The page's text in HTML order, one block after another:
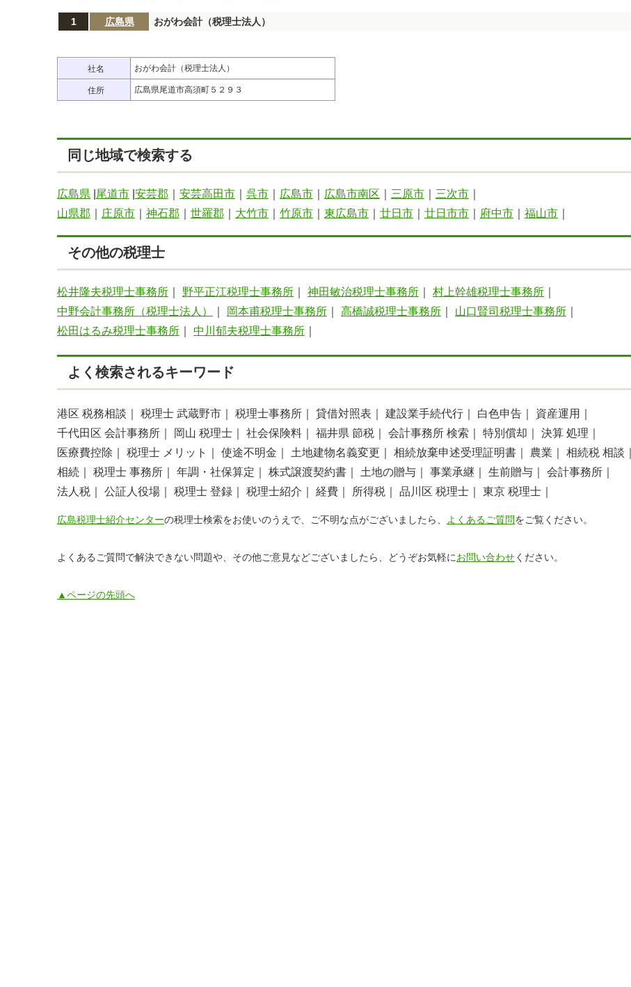
1 広島県 おがわ会計（税理士法人）
社名 おがわ会計（税理士法人）
住所 広島県尾道市高須町５２９３
同じ地域で検索する
広島県 尾道市 安芸郡 安芸高田市 呉市 広島市 広島市南区 三原市 三次市
山県郡
庄原市 神石郡 世羅郡 大竹市 竹原市 東広島市 廿日市 廿日市市 府中市 福山市
その他の税理士
松井隆夫税理士事務所 野平正江税理士事務所 神田敏治税理士事務所 村上幹雄税理士事務所
中野会計事務所（税理士法人）
岡本甫税理士事務所 高橋誠税理士事務所 山口賢司税理士事務所
松田はるみ税理士事務所
中川郁夫税理士事務所
よく検索されるキーワード
港区 税務相談｜ 税理士 武蔵野市｜ 税理士事務所｜ 貸借対照表｜ 建設業手続代行｜ 白色申告｜
資産運用｜
千代田区 会計事務所｜
岡山 税理士｜ 社会保険料｜ 福井県 節税｜ 会計事務所 検索｜ 特別償却｜
決算 処理｜
医療費控除｜
税理士 メリット｜ 使途不明金｜ 土地建物名義変更｜ 相続放棄申述受理証明書｜ 農業｜
相続税 相談｜
相続｜
税理士 事務所｜ 年調・社保算定｜ 株式譲渡契約書｜ 土地の贈与｜ 事業承継｜ 生前贈与｜
会計事務所｜
法人税｜
公証人役場｜ 税理士 登録｜ 税理士紹介｜ 経費｜ 所得税｜ 品川区 税理士｜ 東京 税理士｜
広島税理士紹介センターの税理士検索をお使いのうえで、ご不明な点がございましたら、 よくあるご質問をご覧ください。
よくあるご質問で解決できない問題や、その他ご意見などございましたら、どうぞお気軽にお問い合わせください。
▲ページの先頭へ